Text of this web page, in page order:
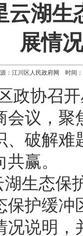
云湖
展情
：江川区人民政府网 时间：
政协召
会议，
、破解
赢。
生态保
保护缓
况说明